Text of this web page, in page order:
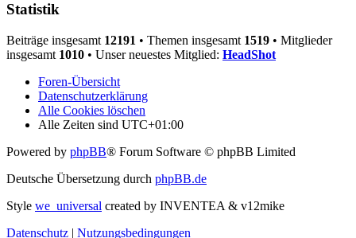
Statistik
Beiträge insgesamt 12191 • Themen insgesamt 1519 • Mitglieder
insgesamt 1010 • Unser neuestes Mitglied: HeadShot
Foren-Übersicht
Datenschutzerklärung
Alle Cookies löschen
Alle Zeiten sind UTC+01:00
Powered by phpBB® Forum Software © phpBB Limited
Deutsche Übersetzung durch phpBB.de
Style we_universal created by INVENTEA & v12mike
Datenschutz | Nutzungsbedingungen